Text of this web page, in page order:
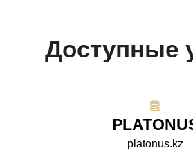
Доступные
platonus.kz